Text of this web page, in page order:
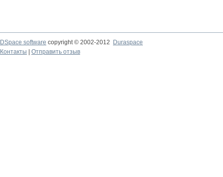
DSpace software copyright © 2002-2012
Duraspace
Контакты
Отправить отзыв